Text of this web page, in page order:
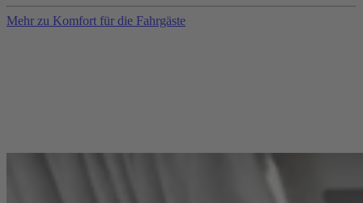
Mehr zu Komfort für die Fahrgäste